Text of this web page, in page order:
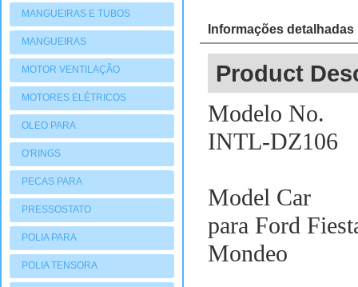
MANGUEIRAS E TUBOS
MANGUEIRAS
MOTOR VENTILAÇÃO
MOTORES ELÉTRICOS
OLEO PARA
COMPRESSORES
O'RINGS
PECAS PARA
COMPRESSORES
PRESSOSTATO
POLIA PARA
COMPRESSORES
POLIA TENSORA
Informações detalhadas
Product
Modelo No.
INTL-DZ106
Model Car
para Ford
Mondeo